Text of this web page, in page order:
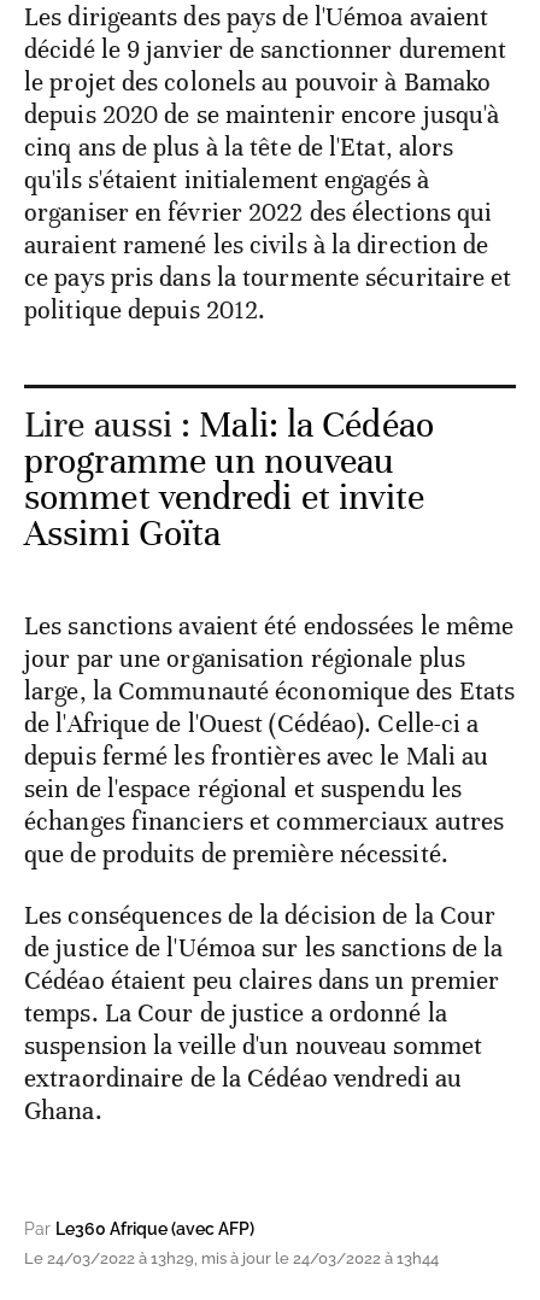
Les dirigeants des pays de l'Uémoa avaient
décidé le 9 janvier de sanctionner durement
le projet des colonels au pouvoir à Bamako
depuis 2020 de se maintenir encore jusqu'à
cinq ans de plus à la tête de l'Etat, alors
qu'ils s'étaient initialement engagés à
organiser en février 2022 des élections qui
auraient ramené les civils à la direction de
ce pays pris dans la tourmente sécuritaire et
politique depuis 2012.
Lire aussi : Mali: la Cédéao
programme un nouveau
sommet vendredi et invite
Assimi Goïta
Les sanctions avaient été endossées le même
jour par une organisation régionale plus
large, la Communauté économique des Etats
de l'Afrique de l'Ouest (Cédéao). Celle-ci a
depuis fermé les frontières avec le Mali au
sein de l'espace régional et suspendu les
échanges financiers et commerciaux autres
que de produits de première nécessité.
Les conséquences de la décision de la Cour
de justice de l'Uémoa sur les sanctions de la
Cédéao étaient peu claires dans un premier
temps. La Cour de justice a ordonné la
suspension la veille d'un nouveau sommet
extraordinaire de la Cédéao vendredi au
Ghana.
Par Le360 Afrique (avec AFP)
Le 24/03/2022 à 13h29, mis à jour le 24/03/2022 à 13h44